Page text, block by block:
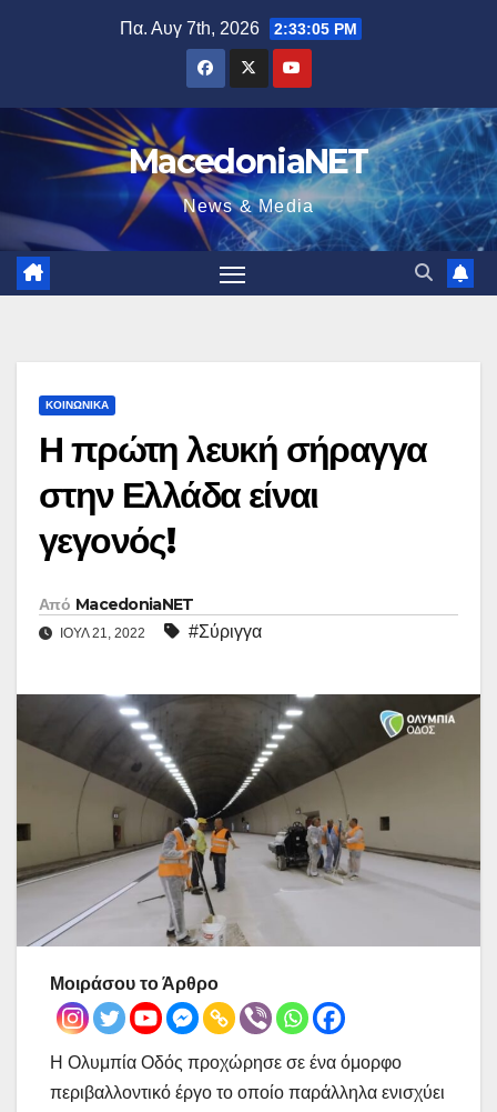
Πα. Αυγ 7th, 2026 2:33:06 PM
MacedoniaNET
News & Media
ΚΟΙΝΩΝΙΚΆ
Η πρώτη λευκή σήραγγα
στην Ελλάδα είναι
γεγονός!
Από MacedoniaNET
ΙΟΎΛ 21, 2022 #Σύριγγα
Μοιράσου το Άρθρο
Η Ολυμπία Οδός προχώρησε σε ένα όμορφο
περιβαλλοντικό έργο το οποίο παράλληλα ενισχύει